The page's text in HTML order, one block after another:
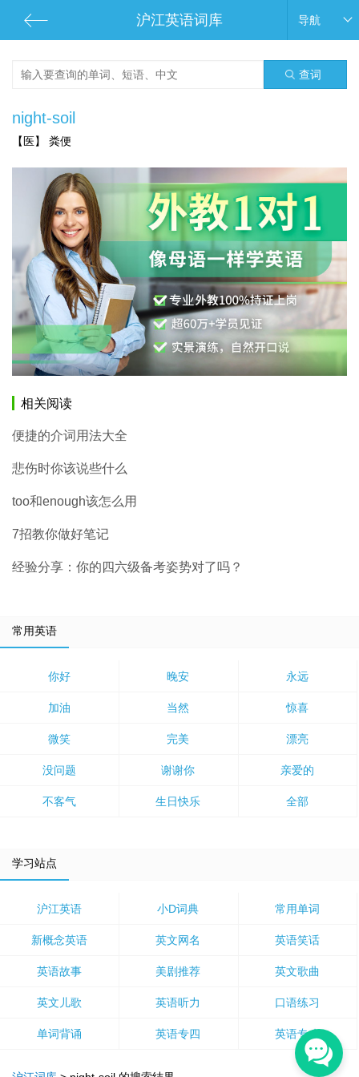
沪江英语词库 导航
查词
night-soil
【医】 粪便
相关阅读
便捷的介词用法大全
悲伤时你该说些什么
too和enough该怎么用
7招教你做好笔记
经验分享：你的四六级备考姿势对了吗？
常用英语
你好 晚安 永远
加油 当然 惊喜
微笑 完美 漂亮
没问题 谢谢你 亲爱的
不客气 生日快乐 全部
学习站点
沪江英语 小D词典 常用单词
新概念英语 英文网名 英语笑话
英语故事 美剧推荐 英文歌曲
英文儿歌 英语听力 口语练习
单词背诵 英语专四 英语专八